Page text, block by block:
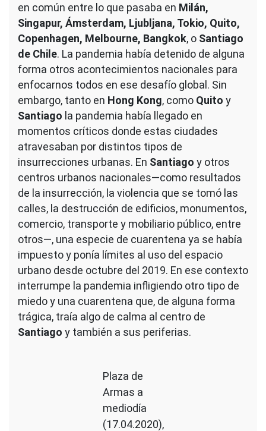
en común entre lo que pasaba en Milán,
Singapur, Ámsterdam, Ljubljana, Tokio, Quito,
Copenhagen, Melbourne, Bangkok, o Santiago
de Chile. La pandemia había detenido de alguna
forma otros acontecimientos nacionales para
enfocarnos todos en ese desafío global. Sin
embargo, tanto en Hong Kong, como Quito y
Santiago la pandemia había llegado en
momentos críticos donde estas ciudades
atravesaban por distintos tipos de
insurrecciones urbanas. En Santiago y otros
centros urbanos nacionales—como resultados
de la insurrección, la violencia que se tomó las
calles, la destrucción de edificios, monumentos,
comercio, transporte y mobiliario público, entre
otros—, una especie de cuarentena ya se había
impuesto y ponía límites al uso del espacio
urbano desde octubre del 2019. En ese contexto
interrumpe la pandemia infligiendo otro tipo de
miedo y una cuarentena que, de alguna forma
trágica, traía algo de calma al centro de
Santiago y también a sus periferias.
Plaza de
Armas a
mediodía
(17.04.2020),